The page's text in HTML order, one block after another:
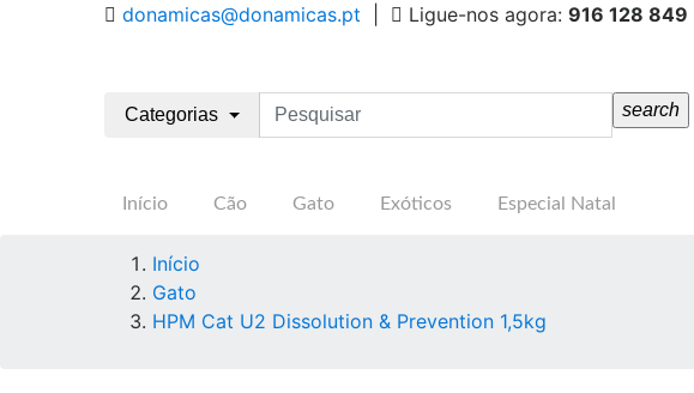
donamicas@donamicas.pt Ligue-nos agora: 916 128 849
Categorias search
Início Cão Gato Exóticos Especial Natal
Início
Gato
HPM Cat U2 Dissolution & Prevention 1,5kg